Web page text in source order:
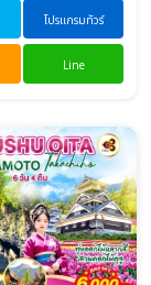
โปรแกรมทัวร์
Line